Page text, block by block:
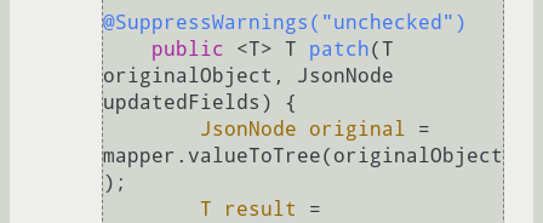
@SuppressWarnings("unchecked")
public
<T> T patch(T
originalObject, JsonNode
updatedFields)
{
JsonNode
original
=
mapper.valueToTree(originalObject
);
T
result
=